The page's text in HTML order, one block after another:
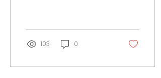
de...
103 0